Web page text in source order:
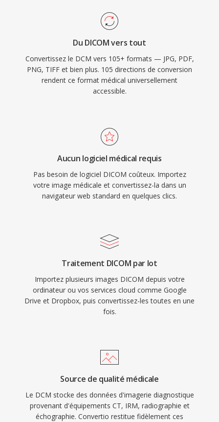
Du DICOM vers tout
Convertissez le DCM vers 105+ formats — JPG, PDF,
PNG, TIFF et bien plus. 105 directions de conversion
rendent ce format médical universellement
accessible.
Aucun logiciel médical requis
Pas besoin de logiciel DICOM coûteux. Importez
votre image médicale et convertissez-la dans un
navigateur web standard en quelques clics.
Traitement DICOM par lot
Importez plusieurs images DICOM depuis votre
ordinateur ou vos services cloud comme Google
Drive et Dropbox, puis convertissez-les toutes en une
fois.
Source de qualité médicale
Le DCM stocke des données d'imagerie diagnostique
provenant d'équipements CT, IRM, radiographie et
échographie. Convertio restitue fidèlement ces